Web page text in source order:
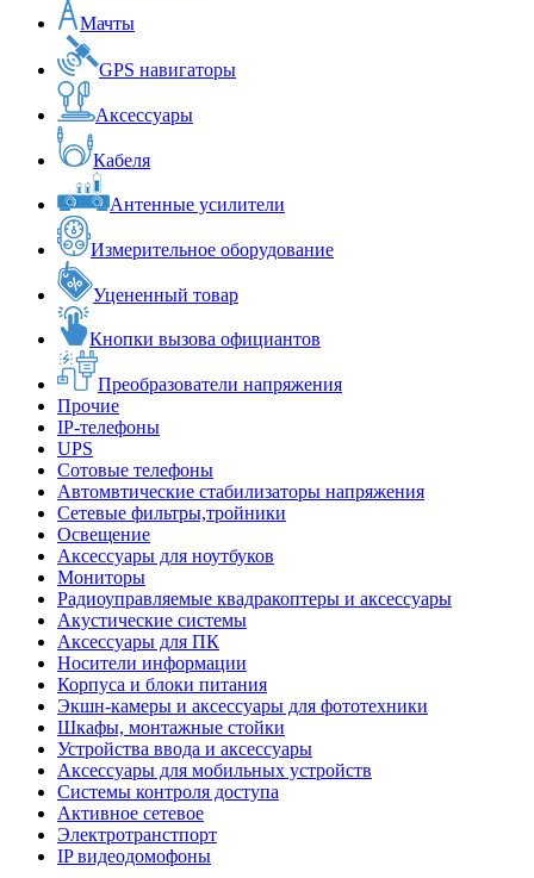
Мачты
GPS навигаторы
Аксессуары
Кабеля
Антенные усилители
Измерительное оборудование
Уцененный товар
Кнопки вызова официантов
Преобразователи напряжения
Прочие
IP-телефоны
UPS
Сотовые телефоны
Автомвтические стабилизаторы напряжения
Сетевые фильтры,тройники
Освещение
Аксессуары для ноутбуков
Мониторы
Радиоуправляемые квадракоптеры и аксессуары
Акустические системы
Аксессуары для ПК
Носители информации
Корпуса и блоки питания
Экшн-камеры и аксессуары для фототехники
Шкафы, монтажные стойки
Устройства ввода и аксессуары
Аксессуары для мобильных устройств
Системы контроля доступа
Активное сетевое
Электротранстпорт
IP видеодомофоны